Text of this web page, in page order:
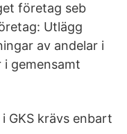
företag seb
Utlägg
av andelar i
i gemensamt
GKS krävs enbart